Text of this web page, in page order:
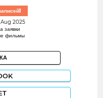
Aug 2025
заявки
фильмы